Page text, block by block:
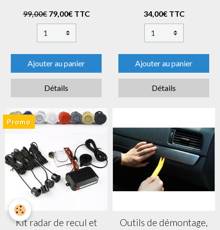
99,00€ 79,00€ TTC
Ajouter au panier
Détails
34,00€ TTC
Ajouter au panier
Détails
Promo
Kit radar de recul et
Outils de démontage,